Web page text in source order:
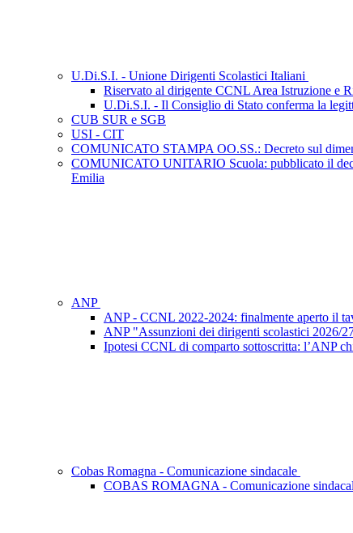
U.Di.S.I. - Unione Dirigenti Scolastici Italiani
Riservato al dirigente CCNL Area Istruzione e
U.Di.S.I. - Il Consiglio di Stato conferma la
CUB SUR e SGB
USI - CIT
COMUNICATO STAMPA OO.SS.: Decreto sul
COMUNICATO UNITARIO Scuola: pubblicato il
Emilia
ANP
ANP - CCNL 2022-2024: finalmente aperto il
ANP "Assunzioni dei dirigenti scolastici 2026/
Ipotesi CCNL di comparto sottoscritta: l’ANP
Cobas Romagna - Comunicazione sindacale
COBAS ROMAGNA - Comunicazione